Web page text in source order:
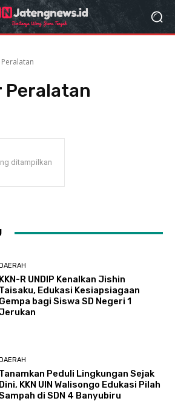
Peralatan
ditampilkan
KKN-R UNDIP Kenalkan Jishin
Taisaku, Edukasi Kesiapsiagaan
Gempa bagi Siswa SD Negeri 1
Jerukan
DAERAH
Tanamkan Peduli Lingkungan Sejak
Dini, KKN UIN Walisongo Edukasi Pilah
di SDN 4 Banyubiru